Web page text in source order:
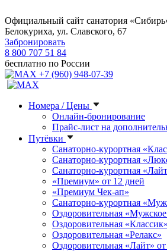
Официальный сайт санатория
Белокуриха, ул. Славского, 67
Забронировать
8 800 707 51 84
бесплатно по России
+7 (960) 948-07-39
Номера / Цены
Онлайн-бронирование
Прайс-лист на
Путёвки
Санаторно-курортная
Санаторно-курортная
Санаторно-курортная
«Премиум» от 12 дней
«Премиум Чек-ап»
Санаторно-курортная
Оздоровительная «Мужское
Оздоровительная «Классик»
Оздоровительная «Релакс»
Оздоровительная «Лайт»